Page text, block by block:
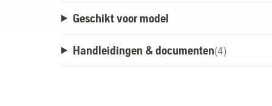
Geschikt voor model
Handleidingen & documenten(4)